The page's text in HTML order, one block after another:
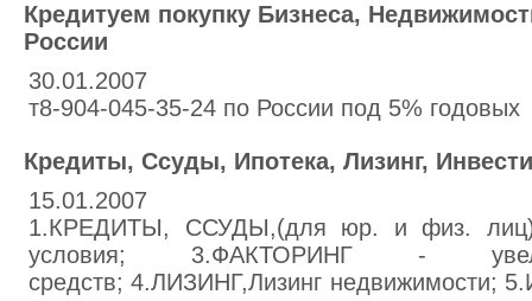
Кредитуем покупку Бизнеса,
России
30.01.2007
т8-904-045-35-24 по России под 5% годовых
Кредиты, Ссуды, Ипотека, Лизинг,
15.01.2007
1.КРЕДИТЫ, ССУДЫ,(для юр. и физ.
условия; 3.ФАКТОРИНГ -
средств; 4.ЛИЗИНГ,Лизинг недвижимости;